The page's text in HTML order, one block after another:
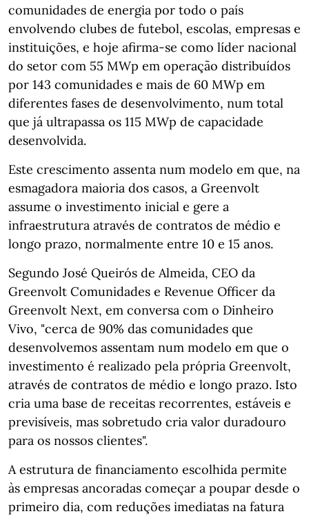
comunidades de energia por todo o país
envolvendo clubes de futebol, escolas, empresas e
instituições, e hoje afirma‑se como líder nacional
do setor com 55 MWp em operação distribuídos
por 143 comunidades e mais de 60 MWp em
diferentes fases de desenvolvimento, num total
que já ultrapassa os 115 MWp de capacidade
desenvolvida.
Este crescimento assenta num modelo em que, na
esmagadora maioria dos casos, a Greenvolt
assume o investimento inicial e gere a
infraestrutura através de contratos de médio e
longo prazo, normalmente entre 10 e 15 anos.
Segundo José Queirós de Almeida, CEO da
Greenvolt Comunidades e Revenue Officer da
Greenvolt Next, em conversa com o Dinheiro
Vivo, "cerca de 90% das comunidades que
desenvolvemos assentam num modelo em que o
investimento é realizado pela própria Greenvolt,
através de contratos de médio e longo prazo. Isto
cria uma base de receitas recorrentes, estáveis e
previsíveis, mas sobretudo cria valor duradouro
para os nossos clientes".
A estrutura de financiamento escolhida permite
às empresas ancoradas começar a poupar desde o
primeiro dia, com reduções imediatas na fatura